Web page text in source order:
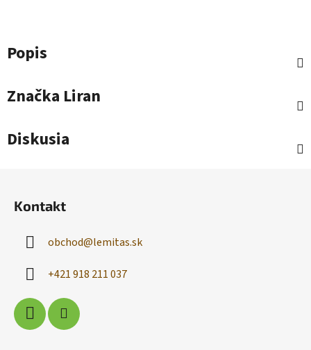
Popis
Značka Liran
Diskusia
Kontakt
obchod@lemitas.sk
+421 918 211 037